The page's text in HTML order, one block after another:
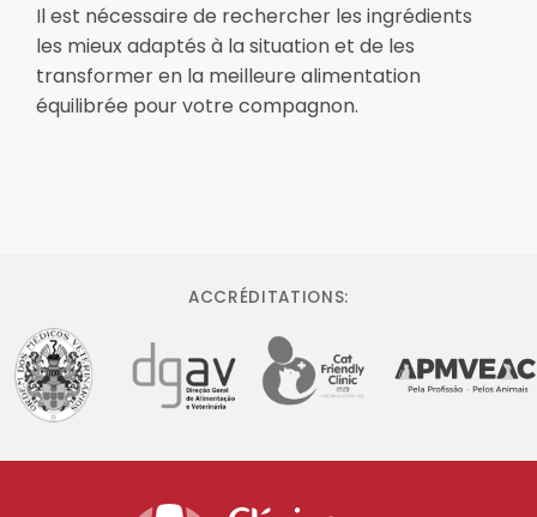
Il est nécessaire de rechercher les ingrédients
les mieux adaptés à la situation et de les
transformer en la meilleure alimentation
équilibrée pour votre compagnon.
ACCRÉDITATIONS: